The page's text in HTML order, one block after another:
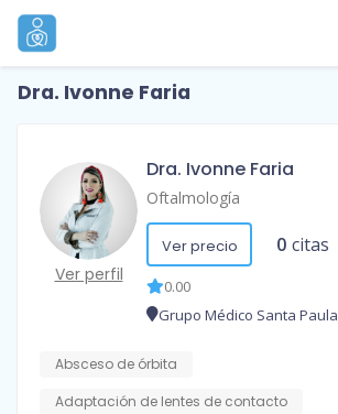
Dra. Ivonne Faria
Ver perfil
Dra. Ivonne Faria
Oftalmología
Ver precio 0 citas
0.00
Grupo Médico Santa Paula
Absceso de órbita
Adaptación de lentes de contacto